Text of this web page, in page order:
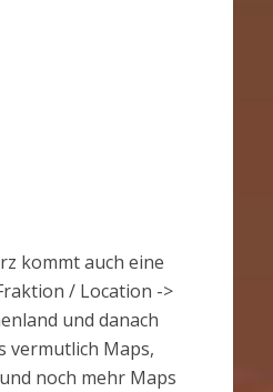
kommt auch eine
/ Location ->
und danach
vermutlich Maps,
noch mehr Maps